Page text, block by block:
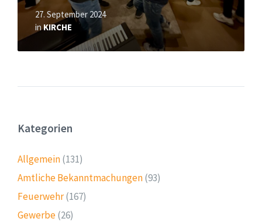
27. September 2024
inKIRCHE
Kategorien
Allgemein(131)
Amtliche Bekanntmachungen(93)
Feuerwehr(167)
Gewerbe(26)